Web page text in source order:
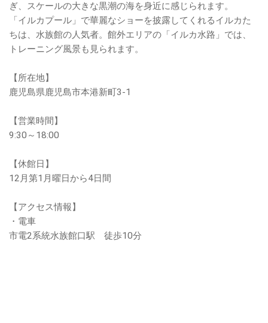
ぎ、スケールの大きな黒潮の海を身近に感じられます。
「イルカプール」で華麗なショーを披露してくれるイルカた
ちは、水族館の人気者。館外エリアの「イルカ水路」では、
トレーニング風景も見られます。
【所在地】
鹿児島県鹿児島市本港新町3-1
【営業時間】
9:30～18:00
【休館日】
12月第1月曜日から4日間
【アクセス情報】
・電車
市電2系統水族館口駅 徒歩10分